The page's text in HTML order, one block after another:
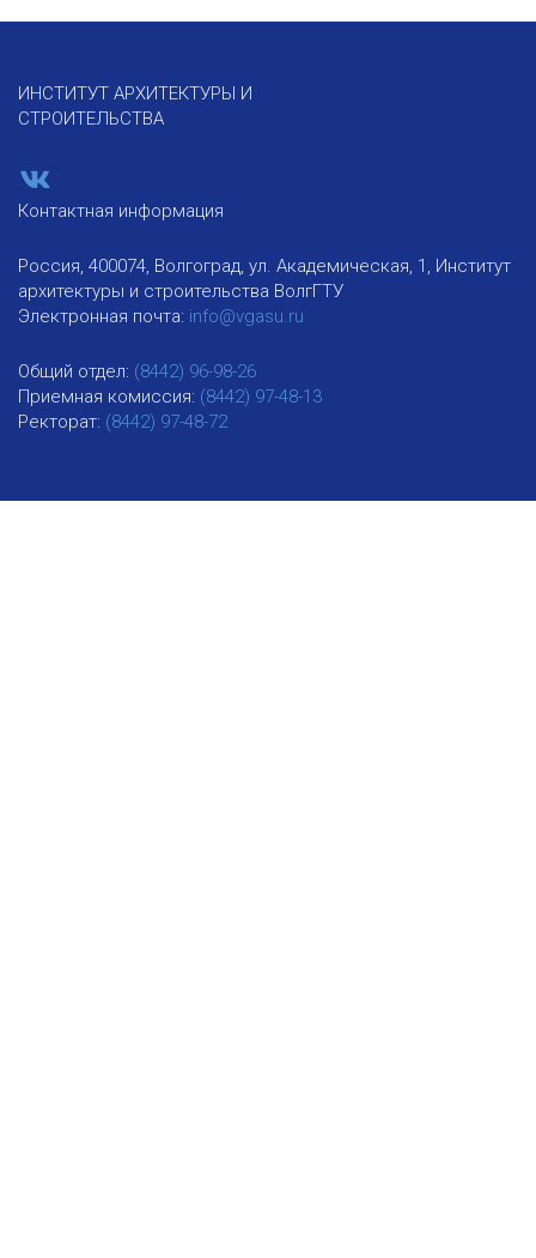
ИНСТИТУТ АРХИТЕКТУРЫ И
СТРОИТЕЛЬСТВА
Контактная информация
Россия, 400074, Волгоград, ул. Академическая, 1, Институт
архитектуры и строительства ВолгГТУ
Электронная почта: info@vgasu.ru
Общий отдел: (8442) 96-98-26
Приемная комиссия: (8442) 97-48-13
Ректорат: (8442) 97-48-72